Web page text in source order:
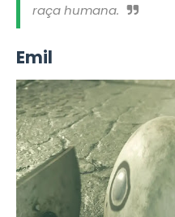
raça humana.
Emil